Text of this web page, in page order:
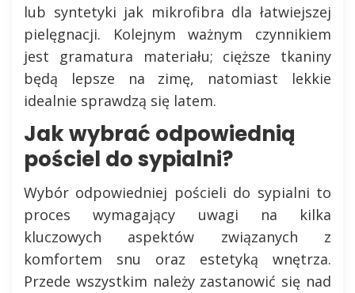
lub syntetyki jak mikrofibra dla łatwiejszej
pielęgnacji. Kolejnym ważnym czynnikiem
jest gramatura materiału; cięższe tkaniny
będą lepsze na zimę, natomiast lekkie
idealnie sprawdzą się latem.
Jak wybrać odpowiednią
pościel do sypialni?
Wybór odpowiedniej pościeli do sypialni to
proces wymagający uwagi na kilka
kluczowych aspektów związanych z
komfortem snu oraz estetyką wnętrza.
Przede wszystkim należy zastanowić się nad